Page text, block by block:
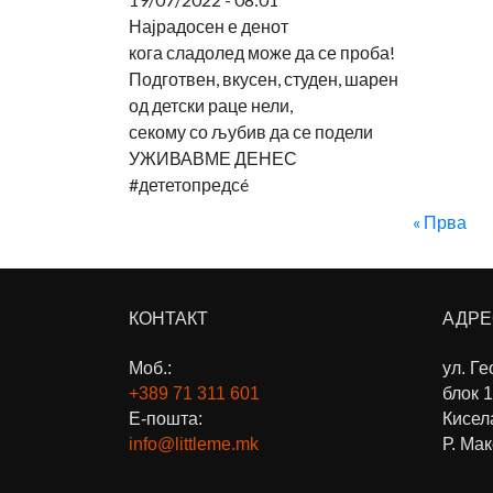
Најрадосен е денот
кога сладолед може да се проба!
Подготвен, вкусен, студен, шарен
од детски раце нели,
секому со љубив да се подели
УЖИВАВМЕ ДЕНЕС
#дететопредсé
« Прва
КОНТАКТ
Моб.:
+389 71 311 601
Е-пошта:
info@littleme.mk
ул.
блок
Р.